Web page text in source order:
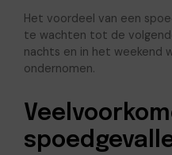
Het voordeel van een
te wachten tot de volgende
nachts en in het weekend
ondernomen.